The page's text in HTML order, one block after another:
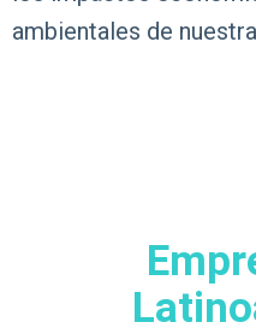
ambientales de